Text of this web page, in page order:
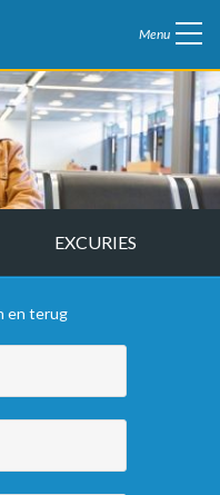
Menu
EXCURIES
en terug